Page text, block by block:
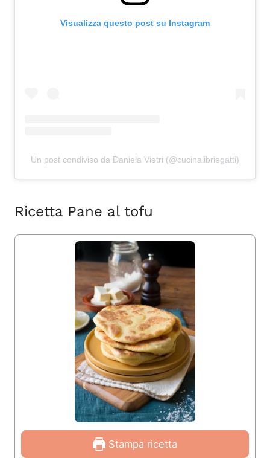
Visualizza questo post su Instagram
Un post condiviso da Daniela Vietri (@cucinalibriegatti)
Ricetta Pane al tofu
Stampa ricetta